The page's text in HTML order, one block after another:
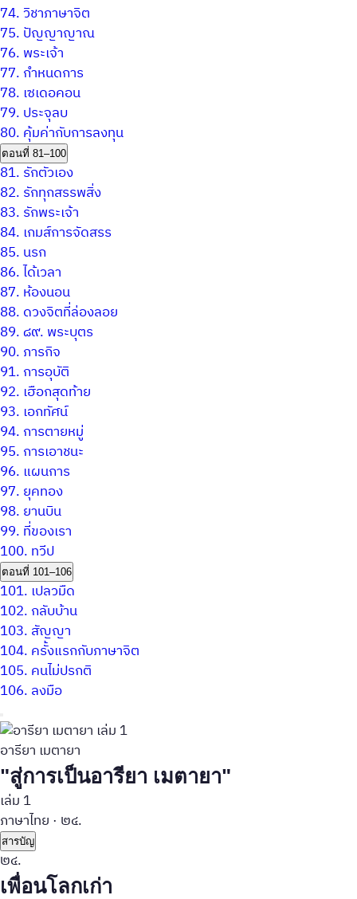
74.วิชาภาษาจิต
75. ปัญญาญาณ
76. พระเจ้า
77. กำหนดการ
78. เซเดอคอน
79. ประจุลบ
80. คุ้มค่ากับการลงทุน
ตอนที่ 81–100
81. รักตัวเอง
82. รักทุกสรรพสิ่ง
83. รักพระเจ้า
84. เกมส์การจัดสรร
85. นรก
86.ได้เวลา
87. ห้องนอน
88. ดวงจิตที่ล่องลอย
89. ๘๙. พระบุตร
90. ภารกิจ
91. การอุบัติ
92. เฮือกสุดท้าย
93. เอกทัศน์
94. การตายหมู่
95. การเอาชนะ
96. แผนการ
97. ยุคทอง
98. ยานบิน
99. ที่ของเรา
100. ทวีป
ตอนที่ 101–106
101. เปลวมืด
102. กลับบ้าน
103. สัญญา
104. ครั้งแรกกับภาษาจิต
105. คนไม่ปรกติ
106. ลงมือ
อารียา เมตายา
"สู่การเป็นอารียา เมตายา"
เล่ม 1
ภาษาไทย · ๒๔.
สารบัญ
๒๔.
เพื่อนโลกเก่า